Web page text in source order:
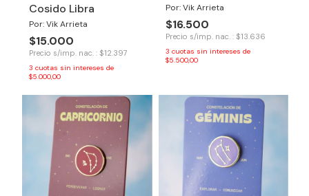
Cosido Libra
Por: Vik Arrieta
$15.000
Precio s/imp. nac. : $12.397
3 cuotas sin intereses de
$5.000,00
Por: Vik Arrieta
$16.500
Precio s/imp. nac. : $13.636
3 cuotas sin intereses de
$5.500,00